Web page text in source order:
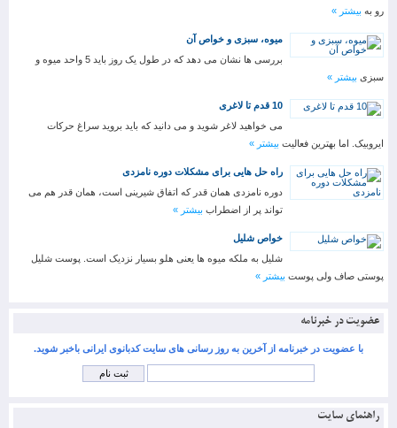
رو به بیشتر »
میوه، سبزی و خواص آن
بررسی ها نشان می دهد که در طول یک روز باید 5 واحد میوه و
سبزی بیشتر »
10 قدم تا لاغری
می خواهید لاغر شوید و می دانید که باید بروید سراغ حرکات
ایروبیک. اما بهترین فعالیت بیشتر »
راه حل هایی برای مشکلات دوره نامزدی
دوره نامزدی همان قدر که اتفاق شیرینی است، همان قدر هم می
تواند پر از اضطراب بیشتر »
خواص شلیل
شلیل به ملکه میوه ها یعنی هلو بسیار نزدیک است. پوست شلیل
پوستی صاف ولی پوست بیشتر »
عضویت در خبرنامه
با عضویت در خبرنامه از آخرین به روز رسانی های سایت کدبانوی ایرانی باخبر شوید.
راهنمای سایت